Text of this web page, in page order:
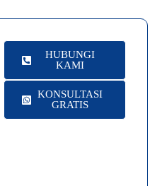
HUBUNGI
KAMI
KONSULTASI
GRATIS